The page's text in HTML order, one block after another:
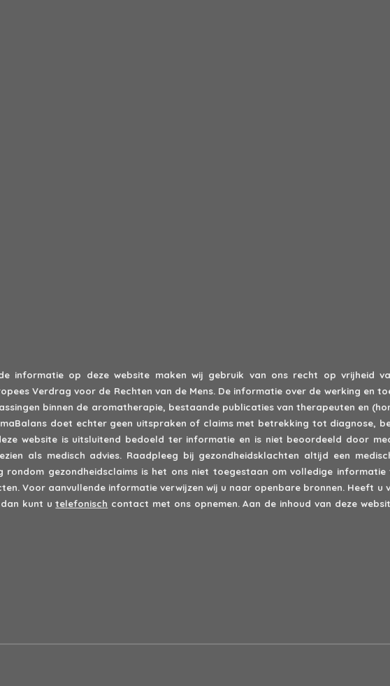
informatie op deze website maken wij gebruik van ons recht op vrijheid
Verdrag voor de Rechten van de Mens. De informatie over de werking en
binnen de aromatherapie, bestaande publicaties van therapeuten en
doet echter geen uitspraken of claims met betrekking tot diagnose,
website is uitsluitend bedoeld ter informatie en is niet beoordeeld door
als medisch advies. Raadpleeg bij gezondheidsklachten altijd een
rondom gezondheidsclaims is het ons niet toegestaan om volledige
Voor aanvullende informatie verwijzen wij u naar openbare bronnen. Heeft u
dan kunt utelefonisch contact met ons opnemen. Aan de inhoud van deze